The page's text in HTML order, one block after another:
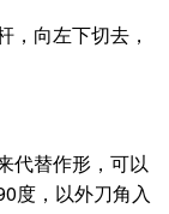
，向左下切去，
代替作形，可以
度，以外刀角入